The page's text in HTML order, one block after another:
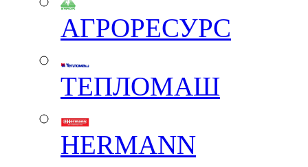
АГРОРЕСУРС
ТЕПЛОМАШ
HERMANN